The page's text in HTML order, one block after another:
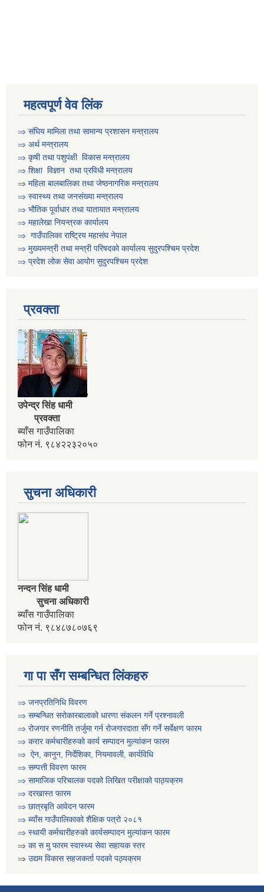
महत्वपूर्ण वेव लिंक
⇒ संघिय मामिला तथा सामान्य प्रशासन मन्त्रालय
⇒ अर्थ मन्त्रालय
⇒ कृषी तथा पशुप‌ंक्षी विकास मन्त्रालय
⇒ शिक्षा विज्ञान तथा प्रविधी मन्त्रालय
⇒ महिला बालबालिका तथा जेष्ठनागरिक मन्त्रालय
⇒ स्वास्थ्य तथा जनसंख्या मन्त्रालय
⇒ भौतिक पूर्वाधार तथा यातायात मन्त्रालय
⇒ महालेखा नियन्त्रक कार्यालय
⇒ गाउँपालिका राष्ट्रिय महासंघ नेपाल
⇒ मुख्यमन्त्री तथा मन्त्री परिषदको कार्यालय सुदुरपश्चिम प्रदेश
⇒ प्रदेश लोक सेवा आयोग सुदुरपश्चिम प्रदेश
प्रवक्ता
उपेन्द्र सिंह धामी
प्रवक्ता
ब्याँस गाउँपालिका
फोन नं. ९८४२२३२०५०
सुचना अधिकारी
नन्दन सिंह धामी
सुचना अधिकारी
ब्याँस गाउँपालिका
फोन नं. ९८४८७८०७६९
गा पा सँग सम्बन्धित लिंकहरु
⇒ जनप्रतिनिधि विवरण
⇒ सम्बन्धित सरोकारबालाको धारणा संकलन गर्ने प्रश्नावली
⇒ रोजगार रणनीति तर्जुमा गर्न रोजगारदाता सँग गर्ने सर्वेक्षण फारम
⇒ करार कर्मचारीहरुको कार्य सम्पादन मुल्या‌ंकन फारम
⇒ ऐन, कानुन, निर्देशिका, नियमावली, कार्यविधि
⇒ सम्पत्ती विवरण फारम
⇒ सामाजिक परिचालक पदको लिखित परीक्षाको पाठ्यक्रम
⇒ दरखास्त फारम
⇒ छात्रबृति आवेदन फारम
⇒ ब्याँस गाउँपालिकाको शैक्षिक पत्रो २०८१
⇒ स्थायी कर्मचारीहरुको कार्यसम्पादन मुल्यांकन फारम
⇒ का स मु फारम स्वास्थ्य सेवा सहायक स्तर
⇒ उद्यम विकास सहजकर्ता पदको पठ्यक्रम